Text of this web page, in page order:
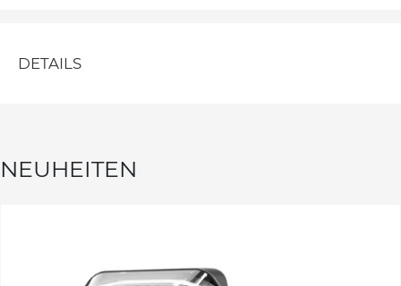
DETAILS
NEUHEITEN